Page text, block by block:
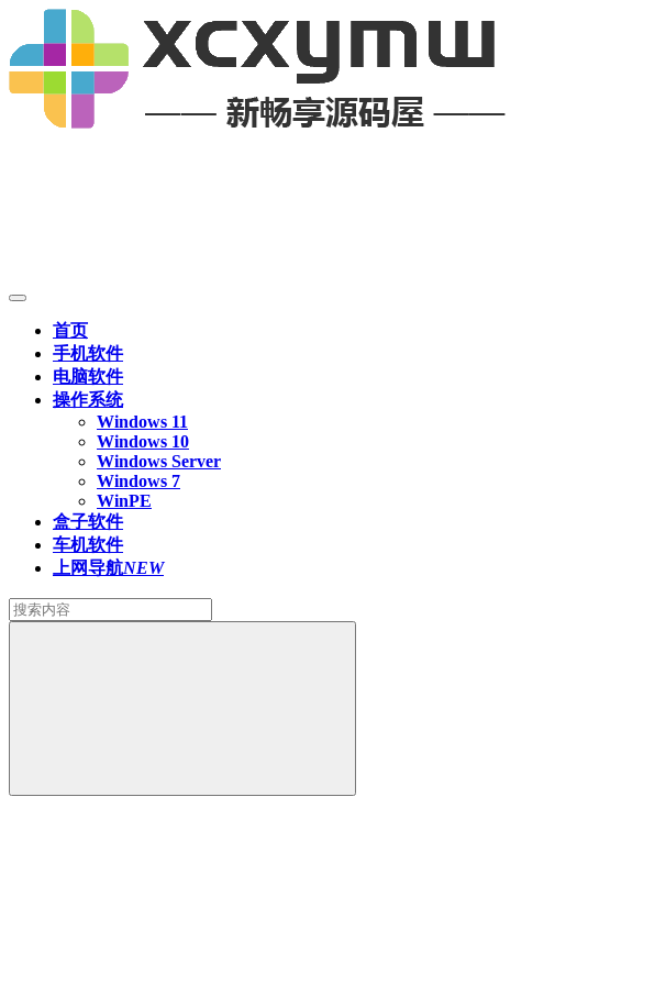
首页
手机软件
电脑软件
操作系统
Windows 11
Windows 10
Windows Server
Windows 7
WinPE
盒子软件
车机软件
上网导航NEW